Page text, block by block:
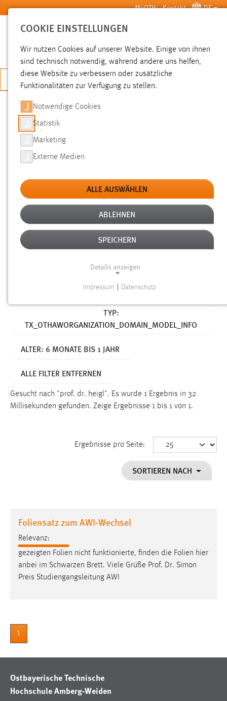
Zum Hauptinhalt springen MyOTH Kontakt DE
SUCHE
JETZT BEWERBEN
SUCHE
FILTER
Typ
Erstellungsdatum
Alter
TYP:
TX_OTHAWORGANIZATION_DOMAIN_MODEL_INFO
ALTER: 6 MONATE BIS 1 JAHR
ALLE FILTER ENTFERNEN
Gesucht nach "prof. dr. heigl". Es wurde 1 Ergebnis in 32
Millisekunden gefunden. Zeige Ergebnisse 1 bis 1 von 1.
Ergebnisse pro Seite:
SORTIEREN NACH
Foliensatz zum AWI-Wechsel
Relevanz:
gezeigten Folien nicht funktionierte, finden die Folien hier
anbei im Schwarzen Brett. Viele Grüße Prof. Dr. Simon
Preis Studiengangsleitung AWI
1
Ostbayerische Technische
Hochschule Amberg-Weiden
COOKIE EINSTELLUNGEN
Wir nutzen Cookies auf unserer Website. Einige von ihnen
sind technisch notwendig, während andere uns helfen,
diese Website zu verbessern oder zusätzliche
Funktionalitäten zur Verfügung zu stellen.
Notwendige Cookies
Statistik
Marketing
Externe Medien
ALLE AUSWÄHLEN
ABLEHNEN
SPEICHERN
Details anzeigen
Notwendige Cookies ermöglichen grundlegende
Funktionen und sind für die einwandfreie Funktion der
cookie_consent
Zweck:
Cookie Laufzeit:
staticfilecache
Zweck:
Für performante Seitenauslieferung wird in diesem Cookie
gespeichert, ob man eingeloggt ist.
Cookie Laufzeit:
Impressum Datenschutz